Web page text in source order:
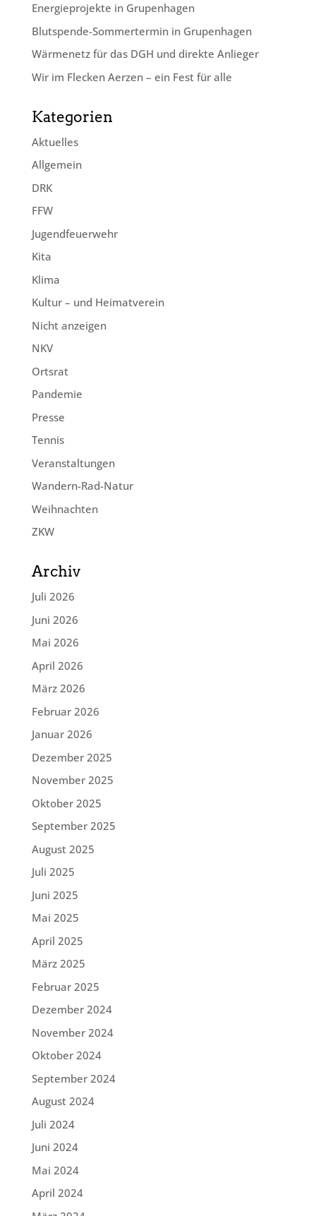
Energieprojekte in Grupenhagen
Blutspende-Sommertermin in Grupenhagen
Wärmenetz für das DGH und direkte Anlieger
Wir im Flecken Aerzen – ein Fest für alle
Kategorien
Aktuelles
Allgemein
DRK
FFW
Jugendfeuerwehr
Kita
Klima
Kultur – und Heimatverein
Nicht anzeigen
NKV
Ortsrat
Pandemie
Presse
Tennis
Veranstaltungen
Wandern-Rad-Natur
Weihnachten
ZKW
Archiv
Juli 2026
Juni 2026
Mai 2026
April 2026
März 2026
Februar 2026
Januar 2026
Dezember 2025
November 2025
Oktober 2025
September 2025
August 2025
Juli 2025
Juni 2025
Mai 2025
April 2025
März 2025
Februar 2025
Dezember 2024
November 2024
Oktober 2024
September 2024
August 2024
Juli 2024
Juni 2024
Mai 2024
April 2024